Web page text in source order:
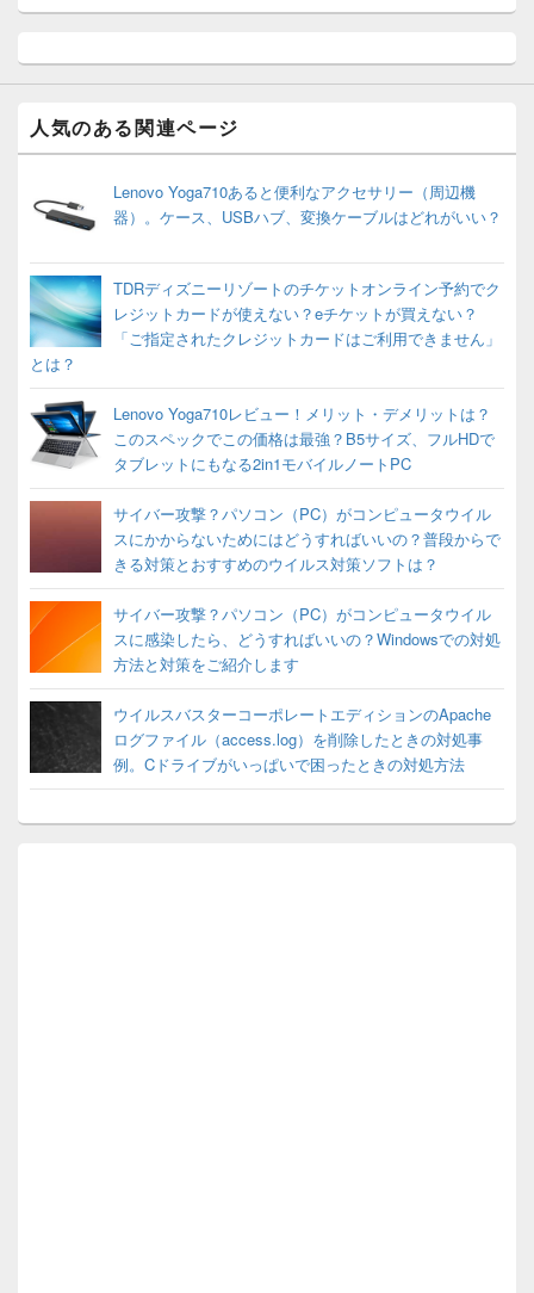
人気のある関連ページ
Lenovo Yoga710あると便利なアクセサリー（周辺機
器）。ケース、USBハブ、変換ケーブルはどれがいい？
TDRディズニーリゾートのチケットオンライン予約でク
レジットカードが使えない？eチケットが買えない？
「ご指定されたクレジットカードはご利用できません」
とは？
Lenovo Yoga710レビュー！メリット・デメリットは？
このスペックでこの価格は最強？B5サイズ、フルHDで
タブレットにもなる2in1モバイルノートPC
サイバー攻撃？パソコン（PC）がコンピュータウイル
スにかからないためにはどうすればいいの？普段からで
きる対策とおすすめのウイルス対策ソフトは？
サイバー攻撃？パソコン（PC）がコンピュータウイル
スに感染したら、どうすればいいの？Windowsでの対処
方法と対策をご紹介します
ウイルスバスターコーポレートエディションのApache
ログファイル（access.log）を削除したときの対処事
例。Cドライブがいっぱいで困ったときの対処方法